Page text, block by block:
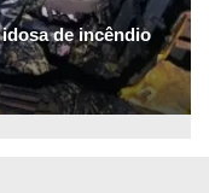
de incêndio